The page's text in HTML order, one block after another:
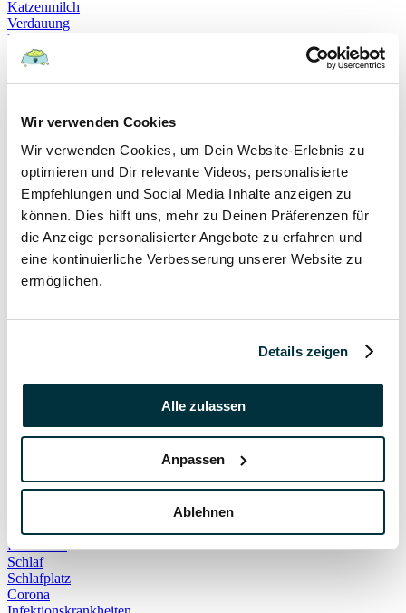
Wir verwenden Cookies
Wir verwenden Cookies, um Dein Website-Erlebnis zu
optimieren und Dir relevante Videos, personalisierte
Empfehlungen und Social Media Inhalte anzeigen zu
können. Dies hilft uns, mehr zu Deinen Präferenzen für
die Anzeige personalisierter Angebote zu erfahren und
eine kontinuierliche Verbesserung unserer Website zu
ermöglichen.
Details zeigen
Alle zulassen
Anpassen
Ablehnen
Katzenmilch
Verdauung
Beruhigung
Katzenverhalten
Schnurren
Selbstheilung
Hundeerziehung
Prüfung
Sachkundenachweis
Sozialverträglichkeit
Bloodhound
Hundesport
Mantrailing
Rettungshund
Schäferhund
Schweißhund
Niesen
Parvovirose
Kater
Leckerlies
Leinenführigkeit
Schmerzen
Hundebett
Schlaf
Schlafplatz
Corona